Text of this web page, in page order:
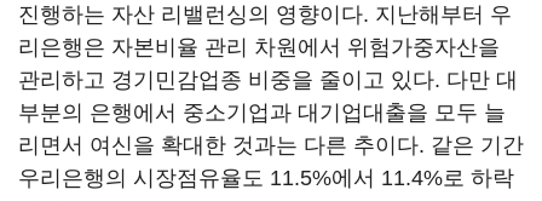
진행하는 자산 리밸런싱의 영향이다. 지난해부터 우
리은행은 자본비율 관리 차원에서 위험가중자산을
관리하고 경기민감업종 비중을 줄이고 있다. 다만 대
부분의 은행에서 중소기업과 대기업대출을 모두 늘
리면서 여신을 확대한 것과는 다른 추이다. 같은 기간
우리은행의 시장점유율도 11.5%에서 11.4%로 하락